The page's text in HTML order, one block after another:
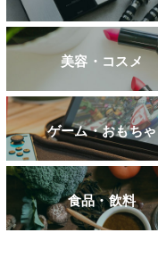
美容・コスメ
ゲーム・おもちゃ
食品・飲料